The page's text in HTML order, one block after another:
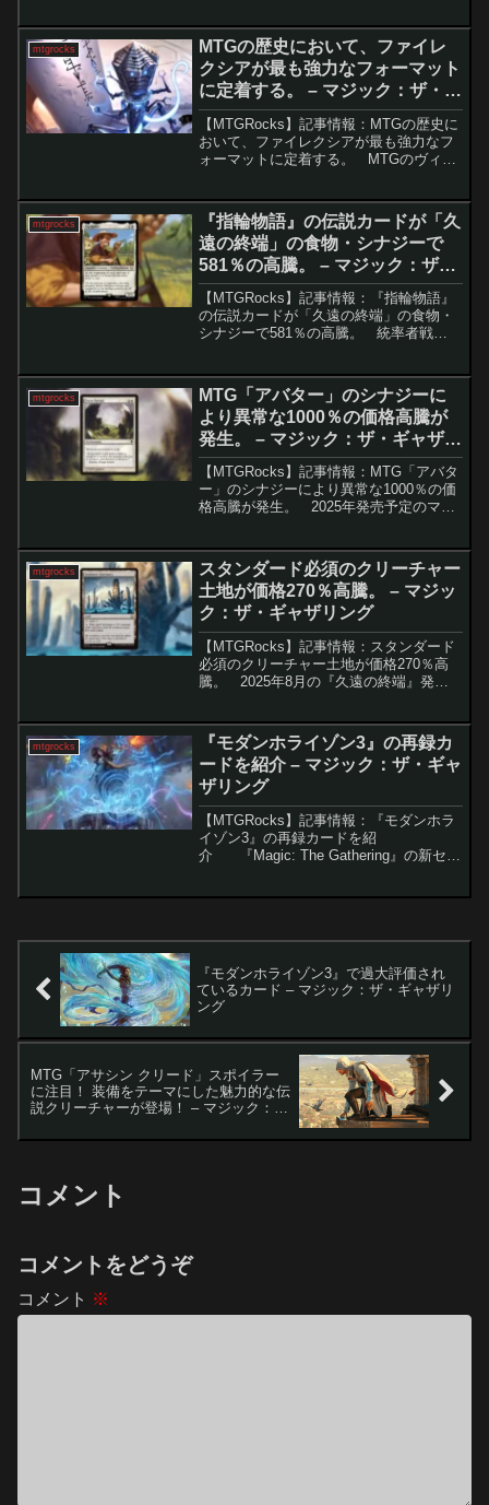
え、ウィザーズ・オブ・ザ・コースト
（WotC...
mtgrocks
MTGの歴史において、ファイレ
クシアが最も強力なフォーマット
に定着する。 – マジック：ザ・ギ
ャザリング
【MTGRocks】記事情報：MTGの歴史に
おいて、ファイレクシアが最も強力なフ
ォーマットに定着する。 MTGのヴィン
れにスタンダードセットのカードが活躍
することが...
mtgrocks
『指輪物語』の伝説カードが「久
遠の終端」の食物・シナジーで
581％の高騰。 – マジック：ザ・
ギャザリング
【MTGRocks】記事情報：『指輪物語』
の伝説カードが「久遠の終端」の食物・
シナジーで581％の高騰。 統率者戦
レイヤーが「幽霊議員カルロフ」や「老
いざる苦行者...
mtgrocks
MTG「アバター」のシナジーに
より異常な1000％の価格高騰が
発生。 – マジック：ザ・ギャザリ
ング
【MTGRocks】記事情報：MTG「アバタ
ー」のシナジーにより異常な1000％の価
格高騰が発生。 2025年発売予定のマジ
が急上昇する中、特定のカードに投機
的...
mtgrocks
スタンダード必須のクリーチャー
土地が価格270％高騰。 – マジッ
ク：ザ・ギャザリング
【MTGRocks】記事情報：スタンダード
必須のクリーチャー土地が価格270％高
騰。 2025年8月の『久遠の終端』発売
需要が急上昇しています。現在、Tier1デ
ッ...
mtgrocks
『モダンホライゾン3』の再録カ
ードを紹介 – マジック：ザ・ギャ
ザリング
【MTGRocks】記事情報：『モダンホラ
イゾン3』の再録カードを紹
介 『Magic: The Gathering』の新セッ
『モダンホライゾン3』で過大評価され
ているカード – マジック：ザ・ギャザリ
ング
MTG「アサシン クリード」スポイラー
に注目！ 装備をテーマにした魅力的な伝
説クリーチャーが登場！ – マジック：
コメント
コメントをどうぞ
コメント ※